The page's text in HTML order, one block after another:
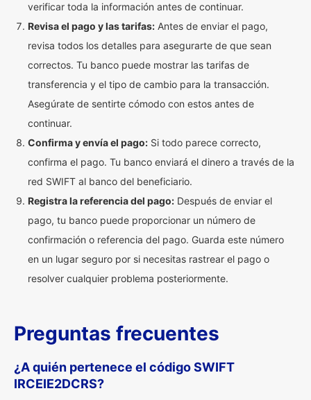
verificar toda la información antes de continuar.
Revisa el pago y las tarifas: Antes de enviar el pago,
revisa todos los detalles para asegurarte de que sean
correctos. Tu banco puede mostrar las tarifas de
transferencia y el tipo de cambio para la transacción.
Asegúrate de sentirte cómodo con estos antes de
continuar.
Confirma y envía el pago: Si todo parece correcto,
confirma el pago. Tu banco enviará el dinero a través de la
red SWIFT al banco del beneficiario.
Registra la referencia del pago: Después de enviar el
pago, tu banco puede proporcionar un número de
confirmación o referencia del pago. Guarda este número
en un lugar seguro por si necesitas rastrear el pago o
resolver cualquier problema posteriormente.
Preguntas frecuentes
¿A quién pertenece el código SWIFT
IRCEIE2DCRS?